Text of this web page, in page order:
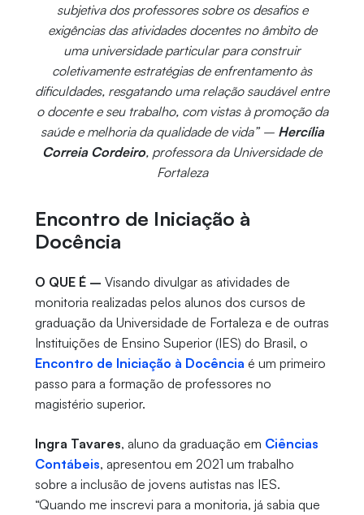
subjetiva dos professores sobre os desafios e
exigências das atividades docentes no âmbito de
uma universidade particular para construir
coletivamente estratégias de enfrentamento às
dificuldades, resgatando uma relação saudável entre
o docente e seu trabalho, com vistas à promoção da
saúde e melhoria da qualidade de vida” – Hercília
Correia Cordeiro, professora da Universidade de
Fortaleza
Encontro de Iniciação à
Docência
O QUE É – Visando divulgar as atividades de
monitoria realizadas pelos alunos dos cursos de
graduação da Universidade de Fortaleza e de outras
Instituições de Ensino Superior (IES) do Brasil, o
Encontro de Iniciação à Docência é um primeiro
passo para a formação de professores no
magistério superior.
Ingra Tavares, aluno da graduação em Ciências
Contábeis, apresentou em 2021 um trabalho
sobre a inclusão de jovens autistas nas IES.
“Quando me inscrevi para a monitoria, já sabia que